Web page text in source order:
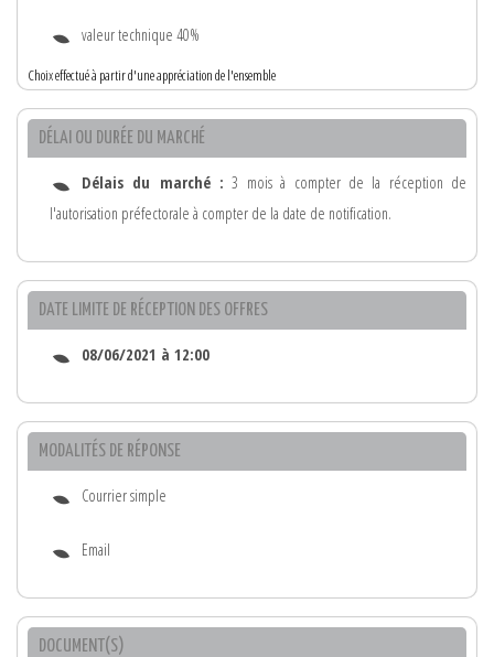
valeur technique 40%
Choix effectué à partir d'une appréciation de l'ensemble
DÉLAI OU DURÉE DU MARCHÉ
Délais du marché : 3 mois à compter de la réception de
l'autorisation préfectorale à compter de la date de notification.
DATE LIMITE DE RÉCEPTION DES OFFRES
08/06/2021 à 12:00
MODALITÉS DE RÉPONSE
Courrier simple
Email
DOCUMENT(S)